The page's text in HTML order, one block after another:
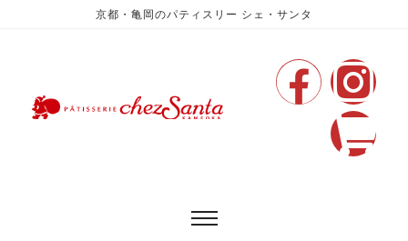
京都・亀岡のパティスリー シェ・サンタ